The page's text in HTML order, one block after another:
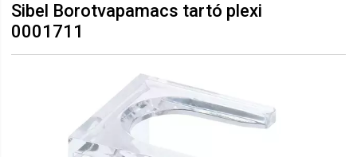
Sibel Borotvapamacs tartó plexi
0001711